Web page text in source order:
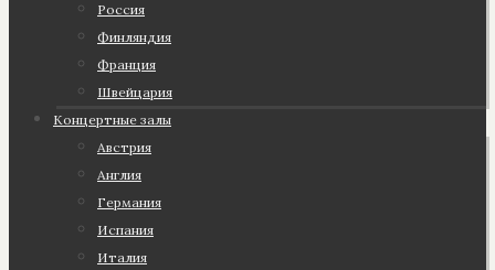
Россия
Финляндия
Франция
Швейцария
Концертные залы
Австрия
Англия
Германия
Испания
Италия